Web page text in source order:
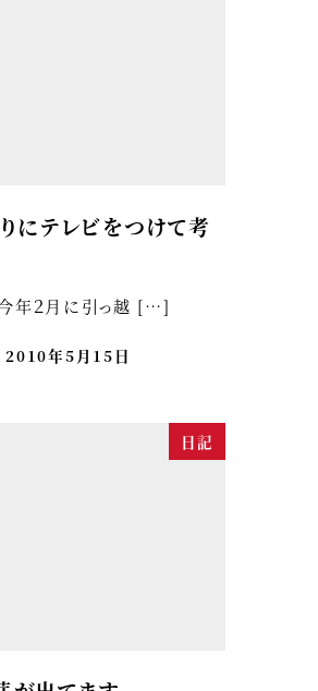
にテレビをつけて考
月に引っ越 […]
2010年5月15日
日記